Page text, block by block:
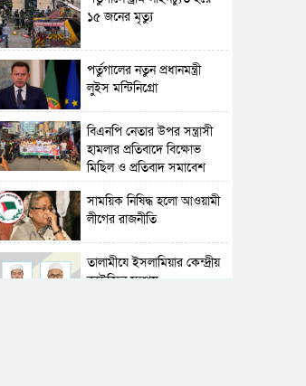
১৫ জনের মৃত্যু
পর্তুগালের নতুন প্রধানমন্ত্রী
লুইস মন্টিনিগ্রো
বিএনপি নেতার উপর সন্ত্রাসী
হামলার প্রতিবাদে বিক্ষোভ
মিছিল ও প্রতিবাদ সমাবেশ
সাময়িক নিষিদ্ধ হলো আওয়ামী
লীগের রাজনীতি
‎তালামীযে ইসলামিয়ার কেন্দ্রীয়
কাউন্সিল সম্পন্ন